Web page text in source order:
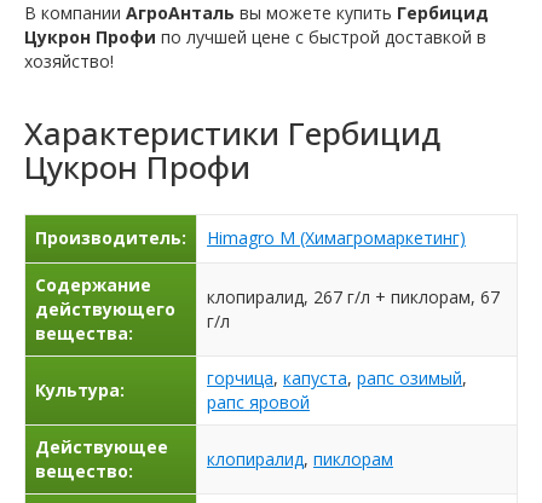
В компании АгроАнталь вы можете купить Гербицид
Цукрон Профи по лучшей цене с быстрой доставкой в ​​
хозяйство!
Характеристики Гербицид
Цукрон Профи
Производитель: Himagro M (Химагромаркетинг)
Содержание
действующего
вещества:
клопиралид, 267 г/л + пиклорам, 67
г/л
Культура:
горчица, капуста, рапс озимый,
рапс яровой
Действующее
вещество:
клопиралид, пиклорам